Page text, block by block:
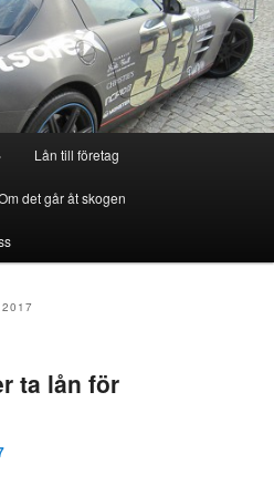
Lån till företag
det går åt skogen
2017
ta lån för